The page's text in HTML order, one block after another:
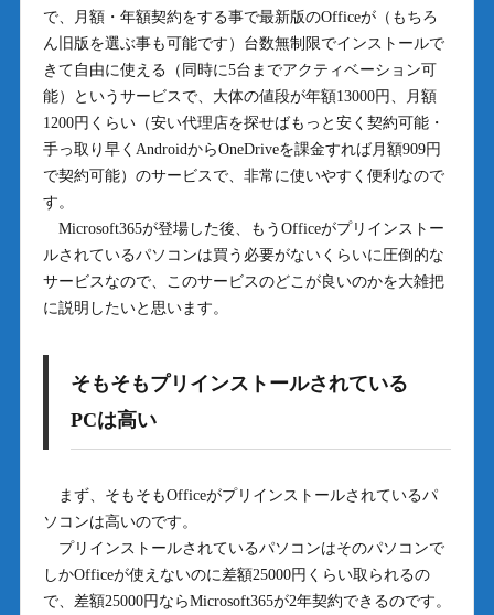
で、月額・年額契約をする事で最新版のOfficeが（もちろ
ん旧版を選ぶ事も可能です）台数無制限でインストールで
きて自由に使える（同時に5台までアクティベーション可
能）というサービスで、大体の値段が年額13000円、月額
1200円くらい（安い代理店を探せばもっと安く契約可能・
手っ取り早くAndroidからOneDriveを課金すれば月額909円
で契約可能）のサービスで、非常に使いやすく便利なので
す。
Microsoft365が登場した後、もうOfficeがプリインストー
ルされているパソコンは買う必要がないくらいに圧倒的な
サービスなので、このサービスのどこが良いのかを大雑把
に説明したいと思います。
そもそもプリインストールされている
PCは高い
まず、そもそもOfficeがプリインストールされているパ
ソコンは高いのです。
プリインストールされているパソコンはそのパソコンで
しかOfficeが使えないのに差額25000円くらい取られるの
で、差額25000円ならMicrosoft365が2年契約できるのです。